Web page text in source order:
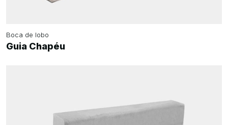
Boca de lobo
Guia Chapéu